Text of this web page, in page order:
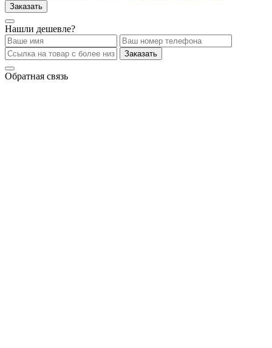
Заказать
Нашли дешевле?
Заказать
Обратная связь